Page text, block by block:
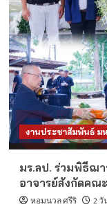
งานประชาสัมพันธ์ ม
มร.ลป. ร่วมพิธีฌ
อาจารย์สังกัดคณ
หอมนวล ศรีริ 2 วั